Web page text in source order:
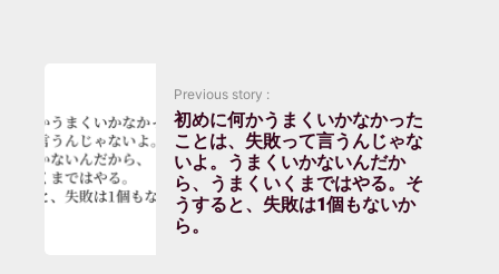
Previous story :
初めに何かうまくいかなかった
ことは、失敗って言うんじゃな
いよ。うまくいかないんだか
ら、うまくいくまではやる。そ
うすると、失敗は1個もないか
ら。